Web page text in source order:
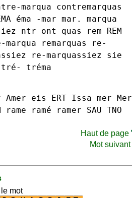
marqua
contremarquas
éma -mar mar.
marqua
ntr ont quas
rem REM
marqua
remarquas re-
re-marquassiez
sie
tré- tréma
Amer eis ERT Issa mer Mer
rame ramé ramer SAU TNO
Haut de page
Mot suivant
mot